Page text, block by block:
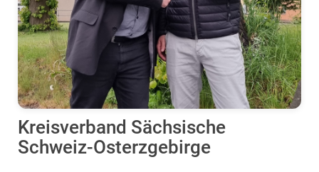
Kreisverband Sächsische
Schweiz-Osterzgebirge